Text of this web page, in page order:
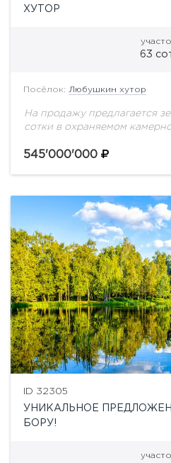
ХУТОР
63
Посёлок: Любушкин хутор
На продажу предлагается
сотки в охраняемом
ручей, участок примыкает к
545'000'000
ID 32305
УНИКАЛЬНОЕ
БОРУ!